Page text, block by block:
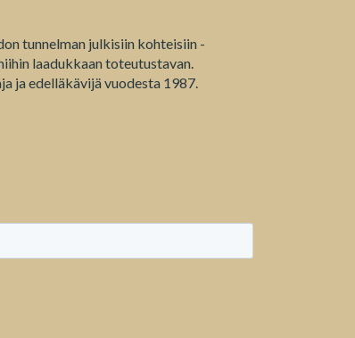
tunnelman julkisiin kohteisiin -
laadukkaan toteutustavan.
ja edelläkävijä vuodesta 1987.